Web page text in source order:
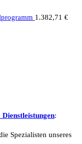
1.382,71 €
:
Spezialisten unseres